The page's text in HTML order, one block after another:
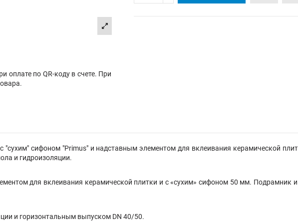
оплате по QR-коду в счете. При
сифоном "Primus" и надставным элементом для вклеивания керамической
и гидроизоляции.
для вклеивания керамической плитки и с «сухим» сифоном 50 мм.
и горизонтальным выпуском DN 40/50.